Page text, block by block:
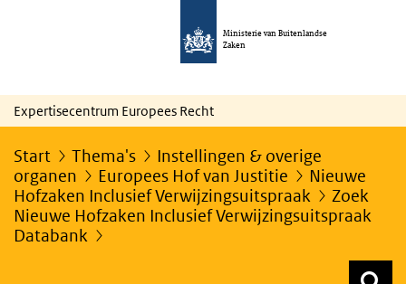
Ministerie van Buitenlandse
Zaken
Expertisecentrum Europees Recht
Start Thema's
Instellingen & overige
organen
Europees Hof van Justitie
Nieuwe
Hofzaken Inclusief Verwijzingsuitspraak
Zoek
Nieuwe Hofzaken Inclusief Verwijzingsuitspraak
Databank